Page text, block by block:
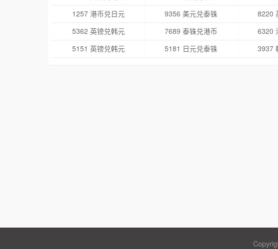
1257 港币兑日元
9356 美元兑泰铢 8220
5362 英镑兑韩元
7689 泰铢兑港币 6320
5151 英镑兑韩元
5181 日元兑泰铢 3937